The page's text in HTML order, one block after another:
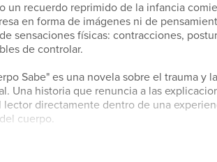
un recuerdo reprimido de la infancia
en forma de imágenes ni de
sensaciones físicas: contracciones,
de controlar.
Sabe" es una novela sobre el trauma y
Una historia que renuncia a las
lector directamente dentro de una
cuerpo.